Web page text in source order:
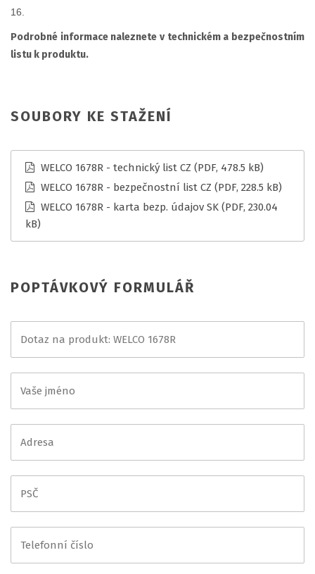
16.
Podrobné informace naleznete v technickém a bezpečnostním
listu k produktu.
SOUBORY KE STAŽENÍ
WELCO 1678R - technický list CZ (PDF, 478.5 kB)
WELCO 1678R - bezpečnostní list CZ (PDF, 228.5 kB)
WELCO 1678R - karta bezp. údajov SK (PDF, 230.04
kB)
POPTÁVKOVÝ FORMULÁŘ